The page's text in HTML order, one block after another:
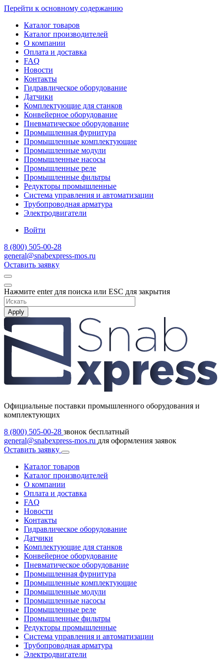
Перейти к основному содержанию
Каталог товаров
Каталог производителей
О компании
Оплата и доставка
FAQ
Новости
Контакты
Гидравлическое оборудование
Датчики
Комплектующие для станков
Конвейерное оборудование
Пневматическое оборудование
Промышленная фурнитура
Промышленные комплектующие
Промышленные модули
Промышленные насосы
Промышленные реле
Промышленные фильтры
Редукторы промышленные
Система управления и автоматизации
Трубопроводная арматура
Электродвигатели
Войти
8 (800) 505-00-28
general@snabexpress-mos.ru
Оставить заявку
Нажмите enter для поиска или ESC для закрытия
Apply
Официальные поставки промышленного оборудования и
комплектующих
8 (800) 505-00-28 звонок бесплатный
general@snabexpress-mos.ru для оформления заявок
Оставить заявку
Каталог товаров
Каталог производителей
О компании
Оплата и доставка
FAQ
Новости
Контакты
Гидравлическое оборудование
Датчики
Комплектующие для станков
Конвейерное оборудование
Пневматическое оборудование
Промышленная фурнитура
Промышленные комплектующие
Промышленные модули
Промышленные насосы
Промышленные реле
Промышленные фильтры
Редукторы промышленные
Система управления и автоматизации
Трубопроводная арматура
Электродвигатели